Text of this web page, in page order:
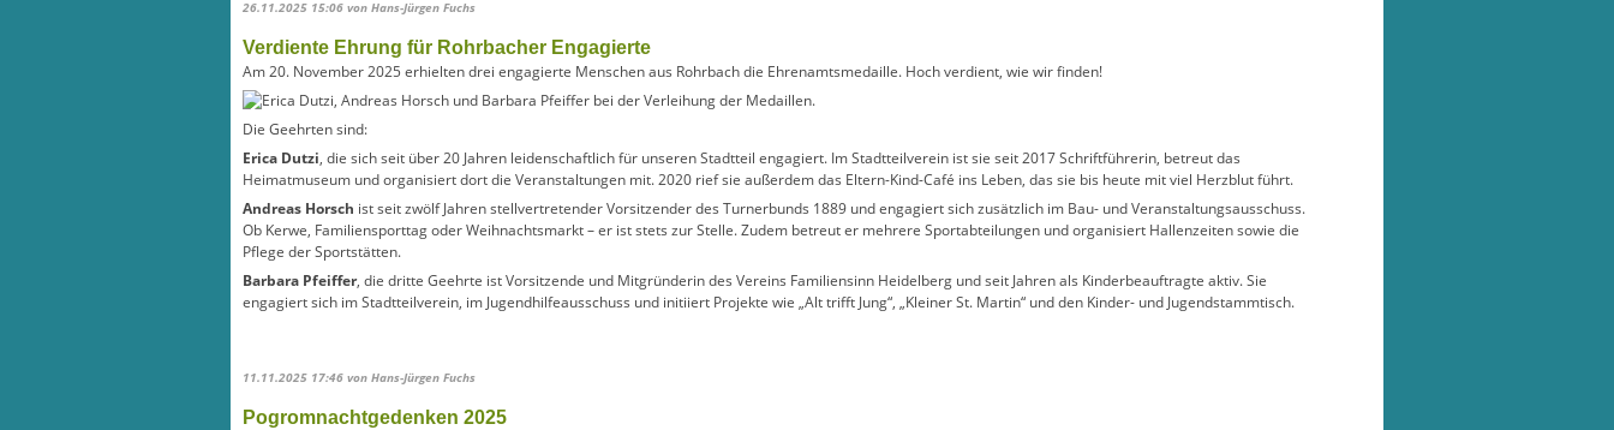
26.11.2025 15:06 von Hans-Jürgen Fuchs
Verdiente Ehrung für Rohrbacher Engagierte
Am 20. November 2025 erhielten drei engagierte Menschen aus Rohrbach die Ehrenamtsmedaille. Hoch verdient, wie wir finden!
Die Geehrten sind:
Erica Dutzi, die sich seit über 20 Jahren leidenschaftlich für unseren Stadtteil engagiert. Im Stadtteilverein ist sie seit 2017 Schriftführerin, betreut das
Heimatmuseum und organisiert dort die Veranstaltungen mit. 2020 rief sie außerdem das Eltern-Kind-Café ins Leben, das sie bis heute mit viel Herzblut führt.
Andreas Horsch ist seit zwölf Jahren stellvertretender Vorsitzender des Turnerbunds 1889 und engagiert sich zusätzlich im Bau- und Veranstaltungsausschuss.
Ob Kerwe, Familiensporttag oder Weihnachtsmarkt – er ist stets zur Stelle. Zudem betreut er mehrere Sportabteilungen und organisiert Hallenzeiten sowie die
Pflege der Sportstätten.
Barbara Pfeiffer, die dritte Geehrte ist Vorsitzende und Mitgründerin des Vereins Familiensinn Heidelberg und seit Jahren als Kinderbeauftragte aktiv. Sie
engagiert sich im Stadtteilverein, im Jugendhilfeausschuss und initiiert Projekte wie „Alt trifft Jung“, „Kleiner St. Martin“ und den Kinder- und Jugendstammtisch.
11.11.2025 17:46 von Hans-Jürgen Fuchs
Pogromnachtgedenken 2025